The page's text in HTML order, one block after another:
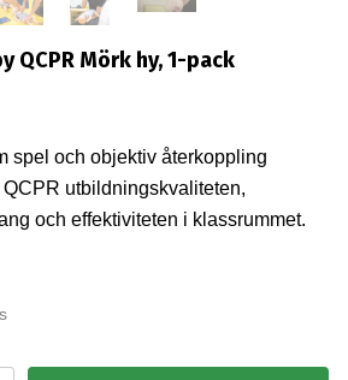
QCPR Mörk hy, 1-pack
spel och objektiv återkoppling
utbildningskvaliteten,
och effektiviteten i klassrummet.